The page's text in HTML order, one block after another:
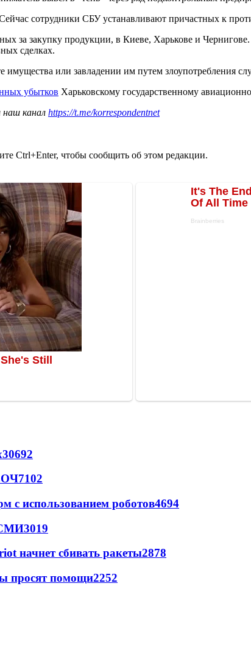
сотрудники СБУ устанавливают причастных к
за закупку продукции, в Киеве, Харькове и
сделках.
имущества или завладении им путем
убытков Харьковскому государственному
наш канал https://t.me/korrespondentnet
Ctrl+Enter, чтобы сообщить об этом редакции.
30692
7102
с использованием роботов4694
СМИ3019
начнет сбивать ракеты2878
просят помощи2252